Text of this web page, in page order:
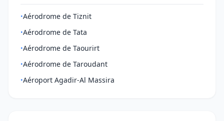
•Aérodrome de Tiznit
•Aérodrome de Tata
•Aérodrome de Taourirt
•Aérodrome de Taroudant
•Aéroport Agadir-Al Massira